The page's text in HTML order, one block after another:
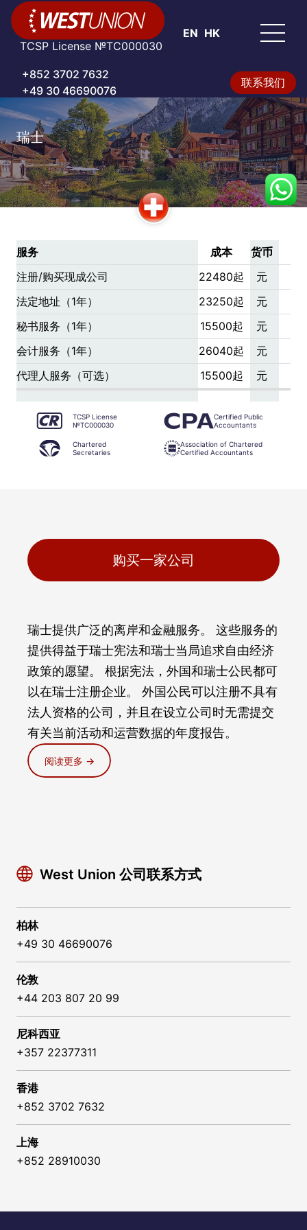
TCSP License №TC000030
+852 3702 7632
+49 30 46690076
联系我们
EN HK
瑞士
服务 成本
货币
注册/购买现成公司
22480起
元
法定地址（1年）
23250起
元
秘书服务（1年）
15500起
元
会计服务（1年）
26040起
元
代理人服务（可选）
15500起 元
TCSP License
№TC000030
Certified Public
Accountants
Chartered
Secretaries
Association of Chartered
Certified Accountants
购买一家公司
瑞士提供广泛的离岸和金融服务。 这些服务的
提供得益于瑞士宪法和瑞士当局追求自由经济
政策的愿望。 根据宪法，外国和瑞士公民都可
以在瑞士注册企业。 外国公民可以注册不具有
法人资格的公司，并且在设立公司时无需提交
有关当前活动和运营数据的年度报告。
阅读更多 →
West Union 公司联系方式
柏林
+49 30 46690076
伦敦
+44 203 807 20 99
尼科西亚
+357 22377311
香港
+852 3702 7632
上海
+852 28910030